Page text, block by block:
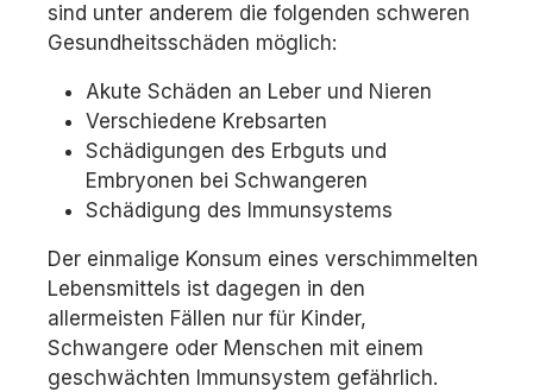
sind unter anderem die folgenden schweren
Gesundheitsschäden möglich:
Akute Schäden an Leber und Nieren
Verschiedene Krebsarten
Schädigungen des Erbguts und
Embryonen bei Schwangeren
Schädigung des Immunsystems
Der einmalige Konsum eines verschimmelten
Lebensmittels ist dagegen in den
allermeisten Fällen nur für Kinder,
Schwangere oder Menschen mit einem
geschwächten Immunsystem gefährlich.